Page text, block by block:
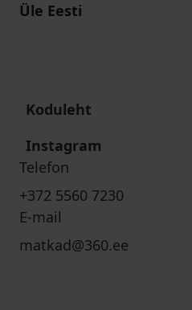
Üle Eesti
Koduleht
Instagram
Telefon
+372 5560 7230
E-mail
matkad@360.ee